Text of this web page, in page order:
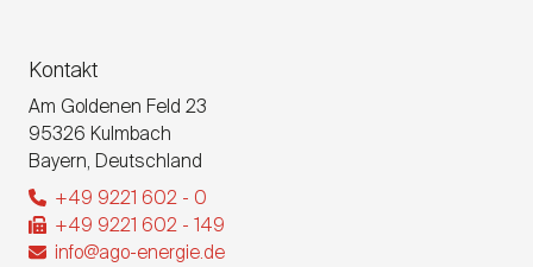
Kontakt
Am Goldenen Feld 23
95326 Kulmbach
Bayern, Deutschland
+49 9221 602 - 0
+49 9221 602 - 149
info@ago-energie.de